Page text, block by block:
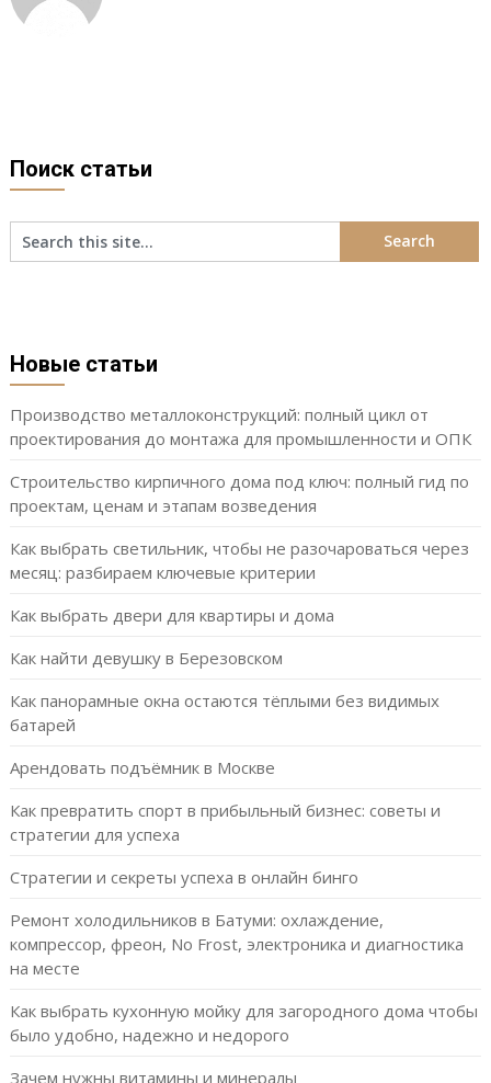
Поиск статьи
Новые статьи
Производство металлоконструкций: полный цикл от
проектирования до монтажа для промышленности и ОПК
Строительство кирпичного дома под ключ: полный гид по
проектам, ценам и этапам возведения
Как выбрать светильник, чтобы не разочароваться через
месяц: разбираем ключевые критерии
Как выбрать двери для квартиры и дома
Как найти девушку в Березовском
Как панорамные окна остаются тёплыми без видимых
батарей
Арендовать подъёмник в Москве
Как превратить спорт в прибыльный бизнес: советы и
стратегии для успеха
Стратегии и секреты успеха в онлайн бинго
Ремонт холодильников в Батуми: охлаждение,
компрессор, фреон, No Frost, электроника и диагностика
на месте
Как выбрать кухонную мойку для загородного дома чтобы
было удобно, надежно и недорого
Зачем нужны витамины и минералы